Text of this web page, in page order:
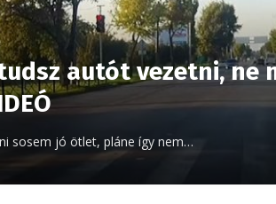
autót vezetni, ne
sosem jó ötlet, pláne így nem…